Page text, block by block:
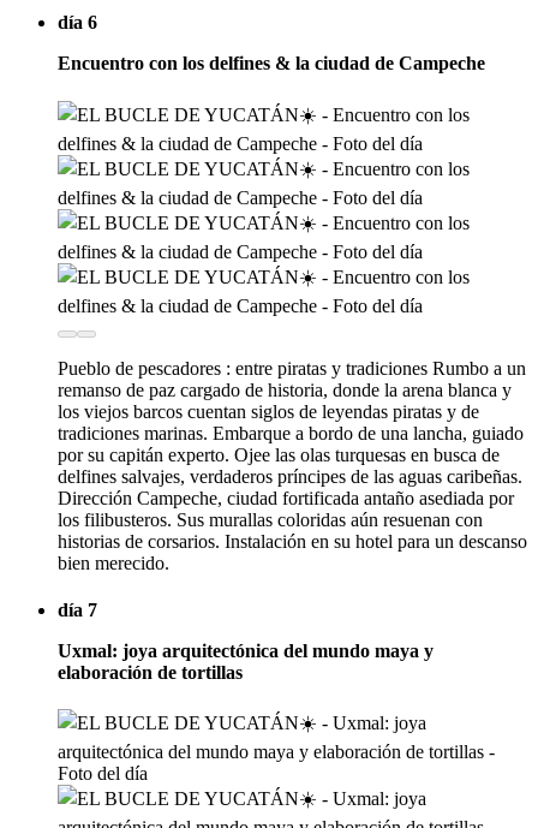
día 6
Encuentro con los delfines & la ciudad de Campeche
Pueblo de pescadores : entre piratas y tradiciones Rumbo a un
remanso de paz cargado de historia, donde la arena blanca y
los viejos barcos cuentan siglos de leyendas piratas y de
tradiciones marinas. Embarque a bordo de una lancha, guiado
por su capitán experto. Ojee las olas turquesas en busca de
delfines salvajes, verdaderos príncipes de las aguas caribeñas.
Dirección Campeche, ciudad fortificada antaño asediada por
los filibusteros. Sus murallas coloridas aún resuenan con
historias de corsarios. Instalación en su hotel para un descanso
bien merecido.
día 7
Uxmal: joya arquitectónica del mundo maya y
elaboración de tortillas